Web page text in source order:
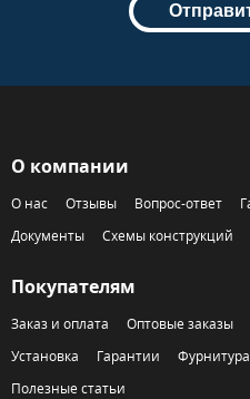
О компании
О нас Отзывы Вопрос-ответ
Документы
Схемы конструкций
Покупателям
Заказ и оплата Оптовые заказы
Установка
Гарантии Фурнитура
Полезные статьи